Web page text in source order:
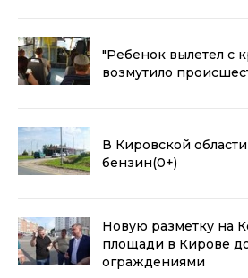
"Ребенок вылетел с
возмутило
В Кировской
бензин(0+)
Новую разметку на
площади в Кирове
ограждениями